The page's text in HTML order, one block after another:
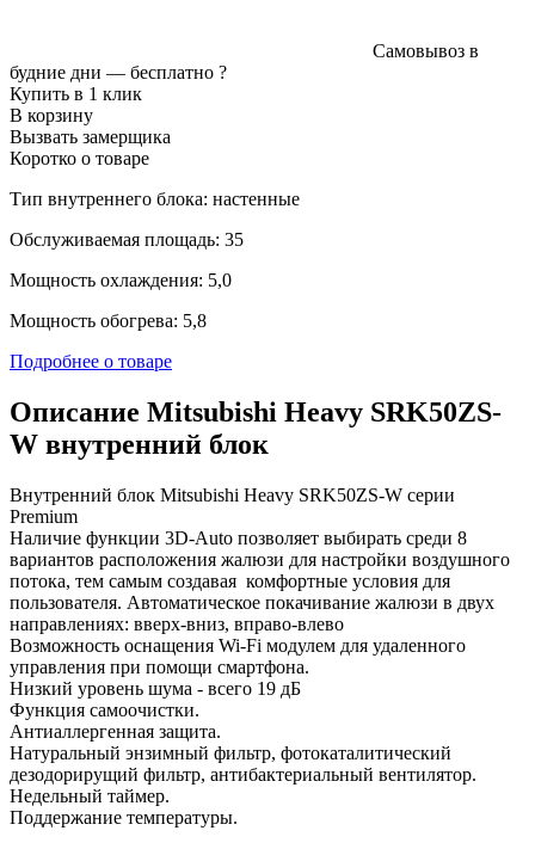
Самовывоз в
будние дни — бесплатно ?
Купить в 1 клик
В корзину
Вызвать замерщика
Коротко о товаре
Тип внутреннего блока: настенные
Обслуживаемая площадь: 35
Мощность охлаждения: 5,0
Мощность обогрева: 5,8
Подробнее о товаре
Описание Mitsubishi Heavy SRK50ZS-
W внутренний блок
Внутренний блок Mitsubishi Heavy SRK50ZS-W серии
Premium
Наличие функции 3D-Auto позволяет выбирать среди 8
вариантов расположения жалюзи для настройки воздушного
потока, тем самым создавая комфортные условия для
пользователя. Автоматическое покачивание жалюзи в двух
направлениях: вверх-вниз, вправо-влево
Возможность оснащения Wi-Fi модулем для удаленного
управления при помощи смартфона.
Низкий уровень шума - всего 19 дБ
Функция самоочистки.
Антиаллергенная защита.
Натуральный энзимный фильтр, фотокаталитический
дезодорирущий фильтр, антибактериальный вентилятор.
Недельный таймер.
Поддержание температуры.